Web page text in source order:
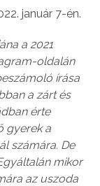
január 7-én.
a 2021
oldalán
írása
a zárt és
érte
gyerek a
számára. De
mikor
az uszoda